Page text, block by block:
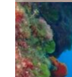
ΠΟΛΙΤΙΣΜΟΣ
Δήμος
στην